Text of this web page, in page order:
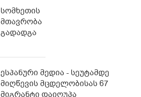
სომხეთის
მთავრობა
გადადგა
ესპანური მედია - სეუტამდე
მიღწევის მცდელობისას 67
მიგრანტი დაიღუპა